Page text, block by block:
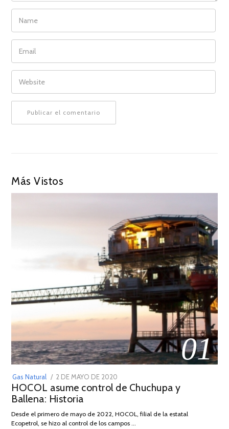
NAME
EMAIL
WEBSITE
Más Vistos
01
Gas Natural
POSTED
ON
2 DE MAYO DE 2020
DE
2026
HOCOL asume control de Chuchupa y
Ballena: Historia
Desde el primero de mayo de 2022, HOCOL, filial de la estatal
Ecopetrol, se hizo al control de los campos …